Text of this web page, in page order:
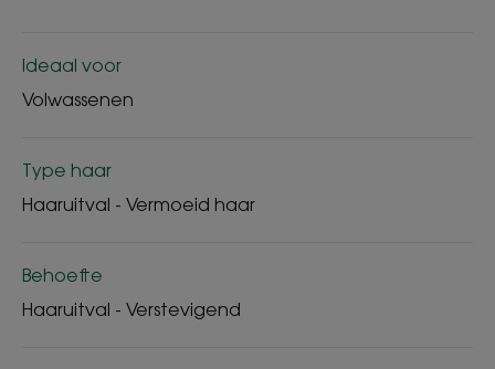
Ideaal voor
Volwassenen
Type haar
Haaruitval - Vermoeid haar
Behoefte
Haaruitval - Verstevigend